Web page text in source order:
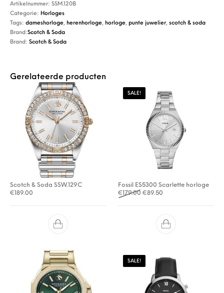
Artikelnummer:SSM.120B
Categorie: Horloges
Tags:dameshorloge, herenhorloge, horloge, punte juwelier,scotch & soda
Brand:Scotch & Soda
Brand:Scotch & Soda
Gerelateerde producten
Scotch & Soda SSW.129C
€ 189.00
SALE!
Fossil ES5300 Scarlette horloge
€ 179.00 Oorspronkelijke prijs was:
€89.50
SALE!